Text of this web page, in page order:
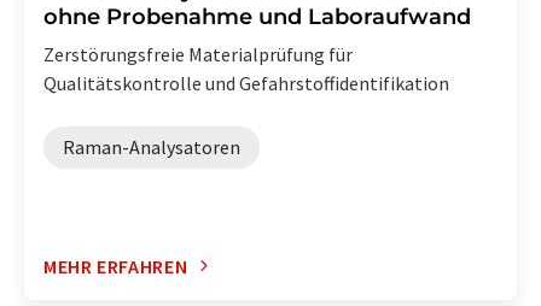
ohne Probenahme und Laboraufwand
Zerstörungsfreie Materialprüfung für
Qualitätskontrolle und Gefahrstoffidentifikation
Raman-Analysatoren
MEHR ERFAHREN